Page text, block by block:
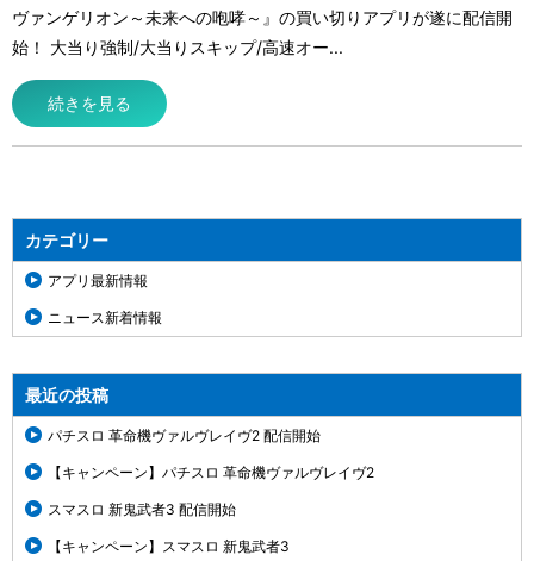
カテゴリー
アプリ最新情報
ニュース新着情報
最近の投稿
パチスロ 革命機ヴァルヴレイヴ2 配信開始
【キャンペーン】パチスロ 革命機ヴァルヴレイヴ2
スマスロ 新鬼武者3 配信開始
【キャンペーン】スマスロ 新鬼武者3
ヴァンゲリオン～未来への咆哮～』の買い切りアプリが遂に配信開
始！ 大当り強制/大当りスキップ/高速オー...
続きを見る